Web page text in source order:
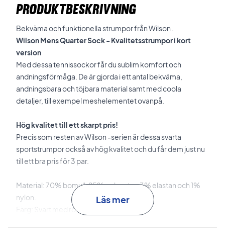
PRODUKTBESKRIVNING
Bekväma och funktionella strumpor från Wilson .
Wilson Mens Quarter Sock - Kvalitetsstrumpor i kort
version
Med dessa tennissockor får du sublim komfort och
andningsförmåga. De är gjorda i ett antal bekväma,
andningsbara och töjbara material samt med coola
detaljer, till exempel meshelementet ovanpå.
Hög kvalitet till ett skarpt pris!
Precis som resten av Wilson -serien är dessa svarta
sportstrumpor också av hög kvalitet och du får dem just nu
till ett bra pris för 3 par.
Material: 70% bomull, 25% polyester, 3% elastan och 1%
nylon.
Färg: Svart med röd logga
Läs mer